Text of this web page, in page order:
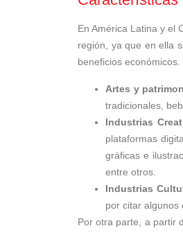
En América Latina y el
región, ya que en ella
beneficios
Artes y
tradicionales,
Industrias
plataformas
gráficas e
entre otros.
Industrias
por citar algunos
Por otra parte, a partir